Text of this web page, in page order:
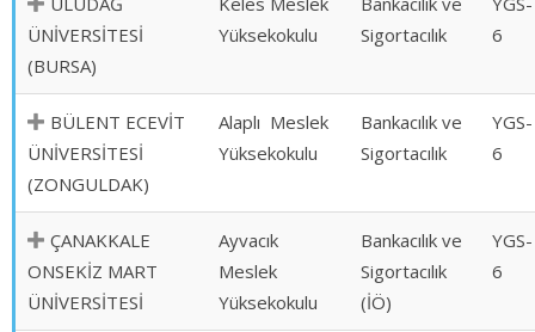
ÜNİVERSİTESİ
(BURSA)
Yüksekokulu
Sigortacılık
6
BÜLENT ECEVİT
ÜNİVERSİTESİ
(ZONGULDAK)
Alaplı Meslek
Yüksekokulu
Bankacılık ve
Sigortacılık
YGS-
6
ÇANAKKALE
ONSEKİZ MART
ÜNİVERSİTESİ
Ayvacık
Meslek
Yüksekokulu
Bankacılık ve
Sigortacılık
(İÖ)
YGS-
6